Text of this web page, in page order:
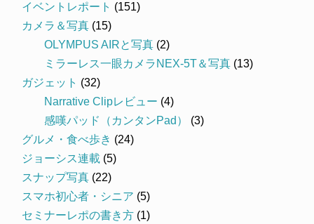
イベントレポート (151)
カメラ＆写真 (15)
OLYMPUS AIRと写真 (2)
ミラーレス一眼カメラNEX-5T＆写真 (13)
ガジェット (32)
Narrative Clipレビュー (4)
感嘆パッド（カンタンPad）
(3)
グルメ・食べ歩き (24)
ジョーシス連載 (5)
スナップ写真 (22)
スマホ初心者・シニア (5)
セミナーレポの書き方 (1)